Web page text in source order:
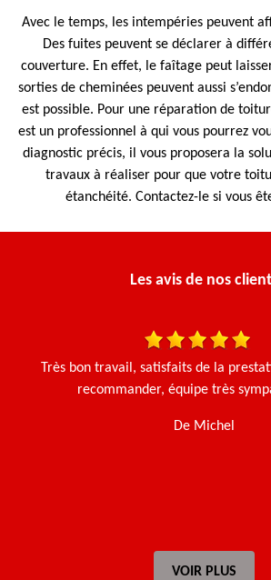
Avec le temps, les intempéries peuvent
Des fuites peuvent se déclarer à
couverture. En effet, le faîtage peut
sorties de cheminées peuvent aussi
est possible. Pour une réparation de
est un professionnel à qui vous pourrez
diagnostic précis, il vous proposera la
travaux à réaliser pour que votre
étanchéité. Contactez-le si vous
Les avis de nos
Très bon travail, satisfaits de la
recommander, équipe très
De Michel
VOIR PLUS